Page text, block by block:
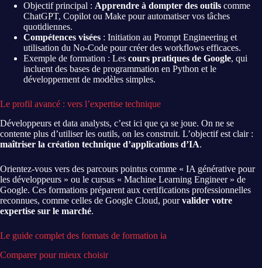
Objectif principal : Apprendre à dompter des outils comme
ChatGPT, Copilot ou Make pour automatiser vos tâches
quotidiennes.
Compétences visées : Initiation au Prompt Engineering et
utilisation du No-Code pour créer des workflows efficaces.
Exemple de formation : Les cours pratiques de Google, qui
incluent des bases de programmation en Python et le
développement de modèles simples.
Le profil avancé : vers l’expertise technique
Développeurs et data analysts, c’est ici que ça se joue. On ne se
contente plus d’utiliser les outils, on les construit. L’objectif est clair :
maîtriser la création technique d’applications d’IA.
Orientez-vous vers des parcours pointus comme « IA générative pour
les développeurs » ou le cursus « Machine Learning Engineer » de
Google. Ces formations préparent aux certifications professionnelles
reconnues, comme celles de Google Cloud, pourvalider votre
expertise sur le marché.
Le guide complet des formats de formation ia
Comparer pour mieux choisir